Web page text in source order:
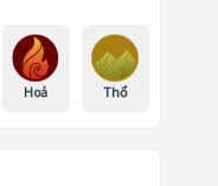
Hoả Thổ